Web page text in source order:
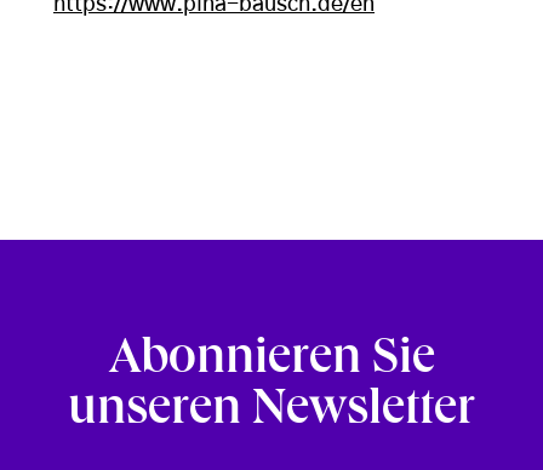
https://www.pina-bausch.de/en
Abonnieren Sie
unseren Newsletter